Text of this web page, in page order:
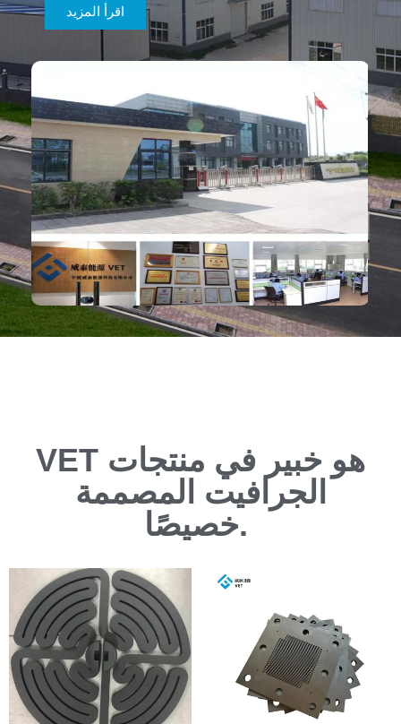
اقرأ المزيد
VET هو خبير في منتجات
الجرافيت المصممة
خصيصًا.